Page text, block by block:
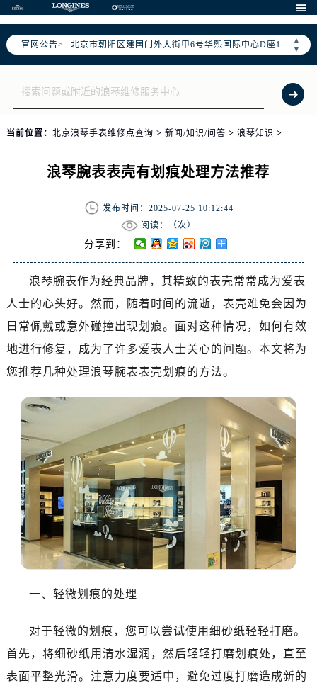

官网公告>
▲
▼
北京市朝阳区建国门外大街甲6号华熙国际中心写字楼D座11层1102室（需提前预约）
北京市朝阳区建国门外大街甲6号华熙国际中心D座11层1102室售后服务中心（需提前预约）
北京市东城区东长安街1号王府井东方广场W3座6层602室售后服务中心（需提前预约）
节假日正常营业！
当前位置： 北京浪琴手表维修点查询 > 新闻/知识/问答 > 浪琴知识 >
浪琴腕表表壳有划痕处理方法推荐
发布时间：2025-07-25 10:12:44
阅读：（次）
分享到：
浪琴腕表作为经典品牌，其精致的表壳常常成为爱表
人士的心头好。然而，随着时间的流逝，表壳难免会因为
日常佩戴或意外碰撞出现划痕。面对这种情况，如何有效
地进行修复，成为了许多爱表人士关心的问题。本文将为
您推荐几种处理浪琴腕表表壳划痕的方法。
一、轻微划痕的处理
对于轻微的划痕，您可以尝试使用细砂纸轻轻打磨。
首先，将细砂纸用清水湿润，然后轻轻打磨划痕处，直至
表面平整光滑。注意力度要适中，避免过度打磨造成新的